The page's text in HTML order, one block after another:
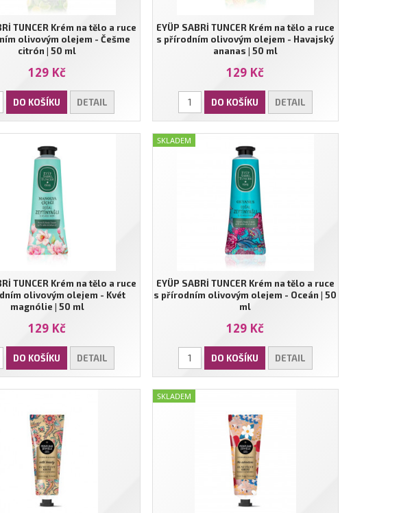
TUNCER Krém na tělo a ruce
olivovým olejem - Češme
citrón | 50 ml
129 Kč
DO KOŠÍKU DETAIL
EYÜP SABRİ TUNCER Krém na tělo a ruce
s přírodním olivovým olejem - Havajský
ananas | 50 ml
129 Kč
DO KOŠÍKU DETAIL
TUNCER Krém na tělo a ruce
olivovým olejem - Kvét
magnólie | 50 ml
129 Kč
DO KOŠÍKU DETAIL
EYÜP SABRİ TUNCER Krém na tělo a ruce
s přírodním olivovým olejem - Oceán | 50
ml
129 Kč
DO KOŠÍKU DETAIL
SKLADEM
SKLADEM